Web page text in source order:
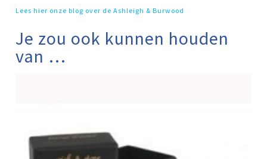
Lees hier onze blog over de Ashleigh & Burwood
Je zou ook kunnen houden
van …